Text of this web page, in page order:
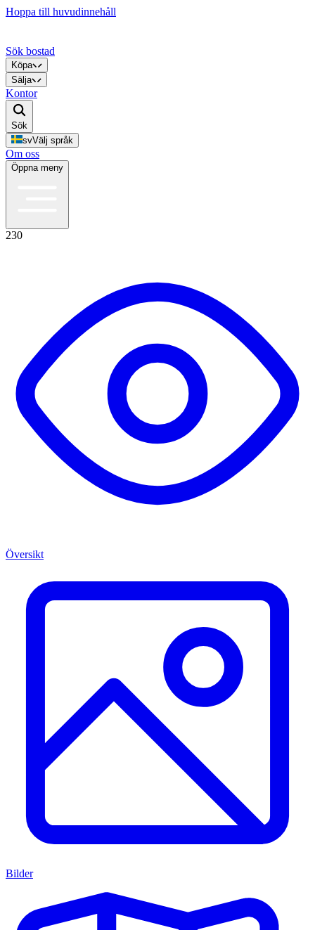
Hoppa till huvudinnehåll
Sök bostad
Köpa
Sälja
Kontor
Sök
svVälj språk
Om oss
Öppna meny
230
Översikt
Bilder